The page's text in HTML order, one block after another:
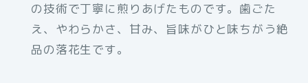
の技術で丁寧に煎りあげたものです。歯ごた
え、やわらかさ、甘み、旨味がひと味ちがう絶
品の落花生です。